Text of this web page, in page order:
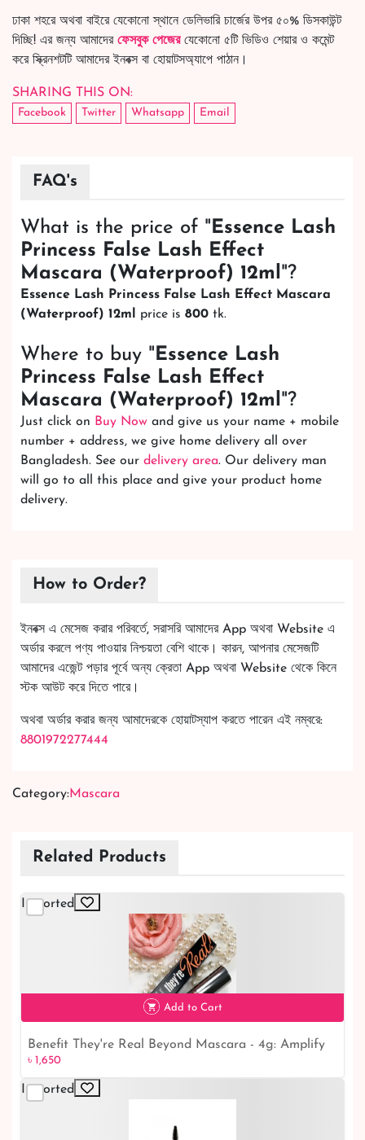
ঢাকা শহরে অথবা বাইরে যেকোনো স্থানে ডেলিভারি চার্জের উপর ৫০% ডিসকাউন্ট
দিচ্ছি! এর জন্য আমাদের ফেসবুক পেজেরযেকোনো ৫টি ভিডিও শেয়ার ও কমেন্ট
করে স্ক্রিনশটটি আমাদের ইনবক্স বা হোয়াটসঅ্যাপে পাঠান।
SHARING THIS ON:
Facebook Twitter Whatsapp Email
FAQ's
What is the price of " Essence Lash
Princess False Lash Effect
Mascara (Waterproof) 12ml "?
Essence Lash Princess False Lash Effect Mascara
(Waterproof) 12ml
price is 800 tk.
Where to buy " Essence Lash
Princess False Lash Effect
Mascara (Waterproof) 12ml "?
Just click on Buy Now and give us your name + mobile
number + address, we give home delivery all over
Bangladesh. See our delivery area. Our delivery man
will go to all this place and give your product home
delivery.
How to Order?
ইনবক্স এ মেসেজ করার পরিবর্তে, সরাসরি আমাদের App অথবা Website এ
অর্ডার করলে পণ্য পাওয়ার নিশ্চয়তা বেশি থাকে। কারন, আপনার মেসেজটি
আমাদের এজেন্ট পড়ার পূর্বে অন্য ক্রেতা App অথবা Website থেকে কিনে
স্টক আউট করে দিতে পারে।
অথবা অর্ডার করার জন্য আমাদেরকে হোয়াটস্যাপ করতে পারেন এই নম্বরে:
8801972277444
Category:Mascara
Related Products
Imported
৳ 1,650
Add to Cart
Benefit They're Real Beyond Mascara - 4g: Amplify
Your Lashes for a Mesmerizing Look
৳ 1,650
Imported